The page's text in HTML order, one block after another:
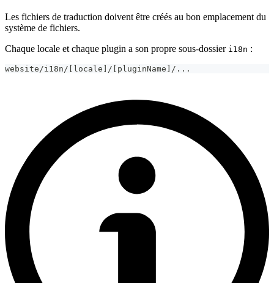
Les fichiers de traduction doivent être créés au bon emplacement du
système de fichiers.
Chaque locale et chaque plugin a son propre sous-dossier i18n :
website/i18n/[locale]/[pluginName]/...